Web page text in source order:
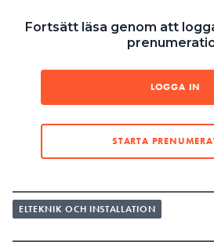
Svensk Elstandard, sina bästa
SÅ JOBBAR LYXINSTALLATÖREN:
LJUSET, INTE LED-LISTERNA”
LÄS OCKSÅ:
PROFFSTIPS: SÅ PLACERAR OCH
1. Använd
Fortsätt läsa genom att
LOGGA IN
STARTA
ELTEKNIK OCH INSTALLATION